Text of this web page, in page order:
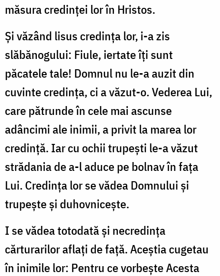
măsura credin­ţei lor în Hristos.
Şi văzând lisus credinţa lor, i-a zis
slăbănogului: Fiule, iertate îţi sunt
păcatele tale! Domnul nu le-a auzit din
cuvinte credinţa, ci a văzut-o. Vederea Lui,
care pătrunde în cele mai ascunse
adâncimi ale inimii, a privit la marea lor
credinţă. Iar cu ochii trupeşti le-a văzut
strădania de a-l aduce pe bolnav în faţa
Lui. Credinţa lor se vădea Domnului şi
trupeşte şi duhovniceşte.
I se vădea totodată şi necredinţa
cărturarilor aflaţi de faţă. Aceş­tia cugetau
în inimile lor: Pentru ce vorbeşte Acesta